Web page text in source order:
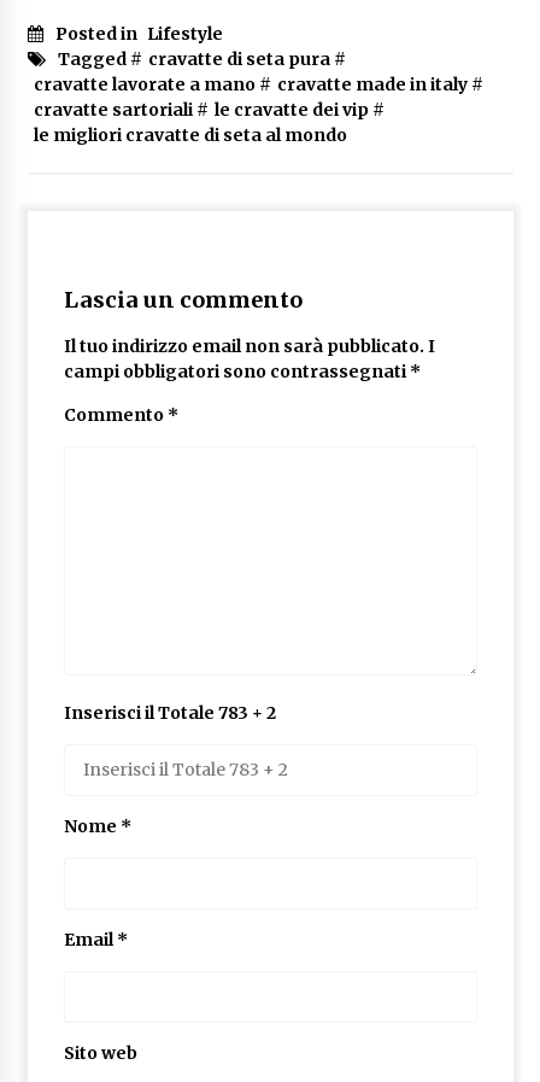
Posted in Lifestyle
Tagged # cravatte di seta pura#
cravatte lavorate a mano# cravatte made in italy#
cravatte sartoriali# le cravatte dei vip#
le migliori cravatte di seta al mondo
Lascia un commento
Il tuo indirizzo email non sarà pubblicato. I
campi obbligatori sono contrassegnati *
Commento *
Inserisci il Totale 783 + 2
Nome *
Email*
Sito web